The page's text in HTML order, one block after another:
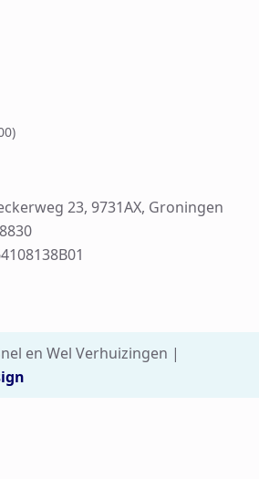
23, 9731AX, Groningen
en Wel Verhuizingen |